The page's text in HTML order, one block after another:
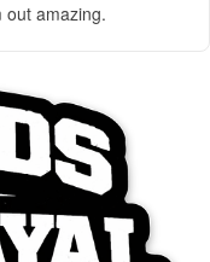
out amazing.